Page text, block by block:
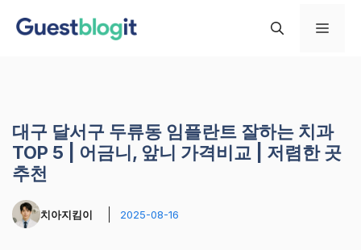
메
대구 달서구 두류동 임플란트 잘하는 치과
TOP 5 | 어금니, 앞니 가격비교 | 저렴한 곳
추천
치아지킴이 2025-08-16